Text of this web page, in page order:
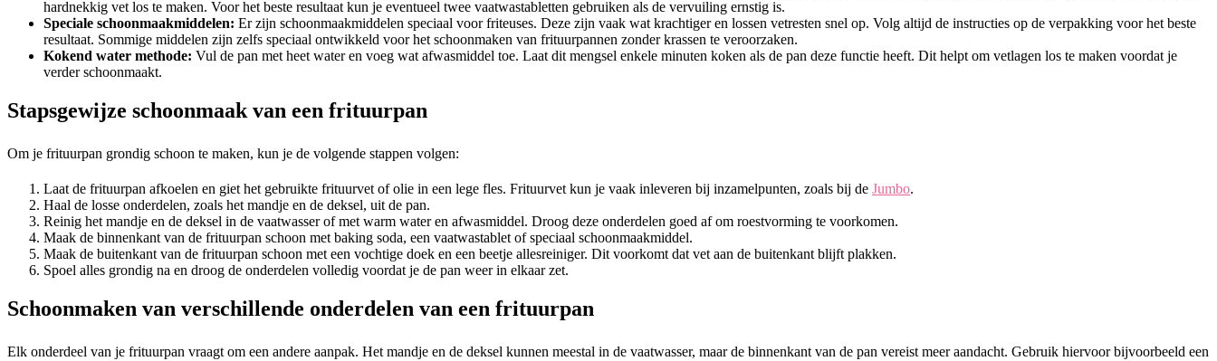
hardnekkig vet los te maken. Voor het beste resultaat kun je eventueel twee vaatwastabletten gebruiken als de vervuiling ernstig is.
Speciale schoonmaakmiddelen: Er zijn schoonmaakmiddelen speciaal voor friteuses. Deze zijn vaak wat krachtiger en lossen vetresten snel op. Volg altijd de instructies op de verpakking voor het beste
resultaat. Sommige middelen zijn zelfs speciaal ontwikkeld voor het schoonmaken van frituurpannen zonder krassen te veroorzaken.
Kokend water methode: Vul de pan met heet water en voeg wat afwasmiddel toe. Laat dit mengsel enkele minuten koken als de pan deze functie heeft. Dit helpt om vetlagen los te maken voordat je
verder schoonmaakt.
Stapsgewijze schoonmaak van een frituurpan
Om je frituurpan grondig schoon te maken, kun je de volgende stappen volgen:
Laat de frituurpan afkoelen en giet het gebruikte frituurvet of olie in een lege fles. Frituurvet kun je vaak inleveren bij inzamelpunten, zoals bij de Jumbo.
Haal de losse onderdelen, zoals het mandje en de deksel, uit de pan.
Reinig het mandje en de deksel in de vaatwasser of met warm water en afwasmiddel. Droog deze onderdelen goed af om roestvorming te voorkomen.
Maak de binnenkant van de frituurpan schoon met baking soda, een vaatwastablet of speciaal schoonmaakmiddel.
Maak de buitenkant van de frituurpan schoon met een vochtige doek en een beetje allesreiniger. Dit voorkomt dat vet aan de buitenkant blijft plakken.
Spoel alles grondig na en droog de onderdelen volledig voordat je de pan weer in elkaar zet.
Schoonmaken van verschillende onderdelen van een frituurpan
Elk onderdeel van je frituurpan vraagt om een andere aanpak. Het mandje en de deksel kunnen meestal in de vaatwasser, maar de binnenkant van de pan vereist meer aandacht. Gebruik hiervoor bijvoorbeeld een